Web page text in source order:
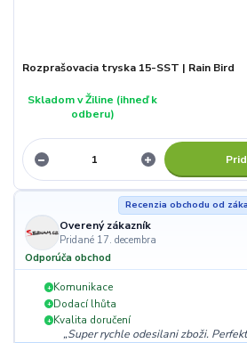
Rozprašovacia tryska 15-SST | Rain Bird
Skladom v Žiline (ihneď k
odberu)
Recenzia obchodu od
Overený zákazník
Pridané 17. decembra
Odporúča obchod
+ Komunikace
+ Dodací lhůta
+ Kvalita doručení
Super rychle odesilani zboži.